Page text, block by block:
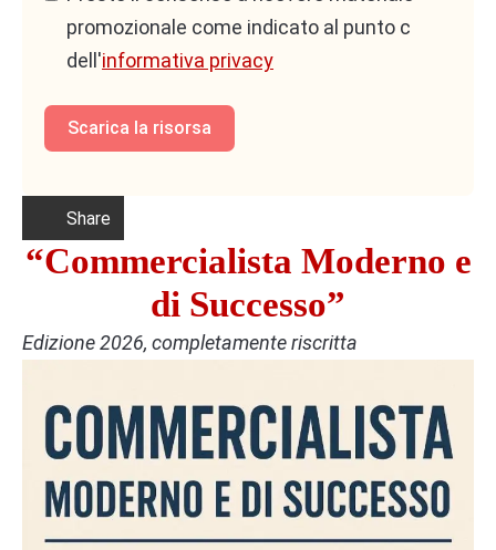
promozionale come indicato al punto c
dell'informativa privacy
Scarica la risorsa
Share
“Commercialista Moderno e
di Successo”
Edizione 2026, completamente riscritta